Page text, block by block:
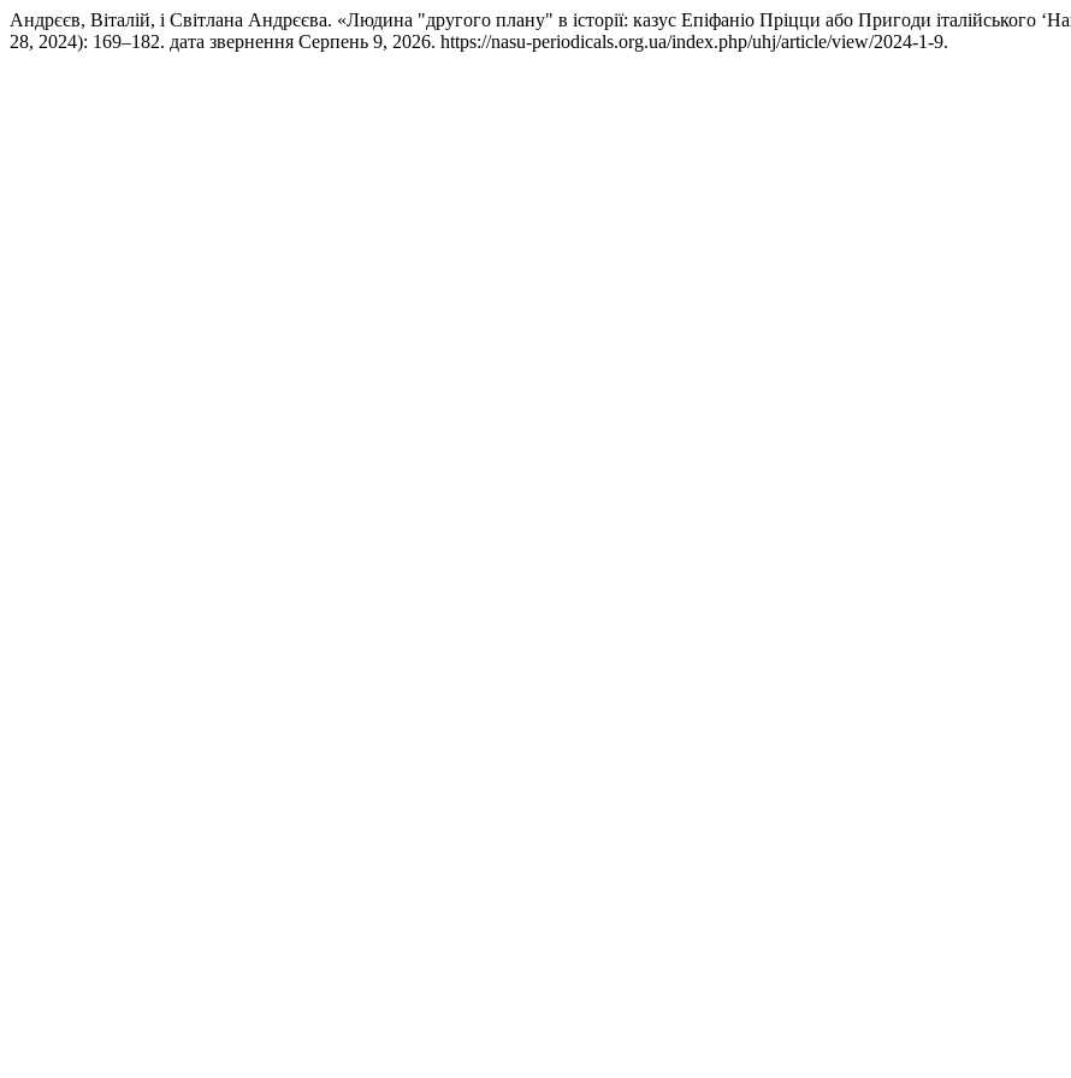
Андрєєв, Віталій, і Світлана Андрєєва. «Людина "другого плану" в історії: казус Епіфаніо Пріцци або Пригоди італійського
28, 2024): 169–182. дата звернення Серпень 9, 2026. https://nasu-periodicals.org.ua/index.php/uhj/article/view/2024-1-9.